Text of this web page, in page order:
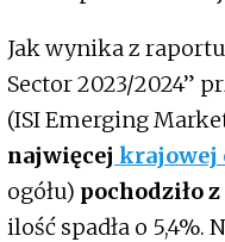
Jak wynika z
Sector 2023/2024”
(ISI Emerging
najwięcej krajowej
ogółu) pochodziło
ilość spadła o